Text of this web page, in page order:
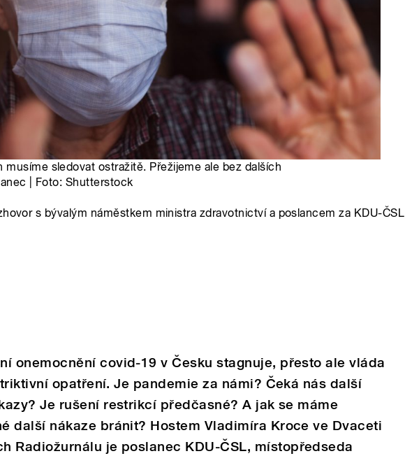
musíme sledovat ostražitě. Přežijeme ale bez dalších
| Foto: Shutterstock
s bývalým náměstkem ministra zdravotnictví a poslancem za KDU-ČSL
onemocnění covid-19 v Česku stagnuje, přesto ale vláda
opatření. Je pandemie za námi? Čeká nás další
Je rušení restrikcí předčasné? A jak se máme
další nákaze bránit? Hostem Vladimíra Kroce ve Dvaceti
Radiožurnálu je poslanec KDU-ČSL, místopředseda